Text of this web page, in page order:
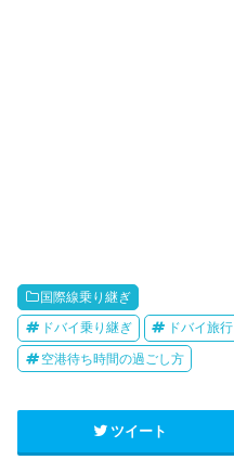
国際線乗り継ぎ
ドバイ乗り継ぎ ドバイ旅行
空港待ち時間の過ごし方
ツイート